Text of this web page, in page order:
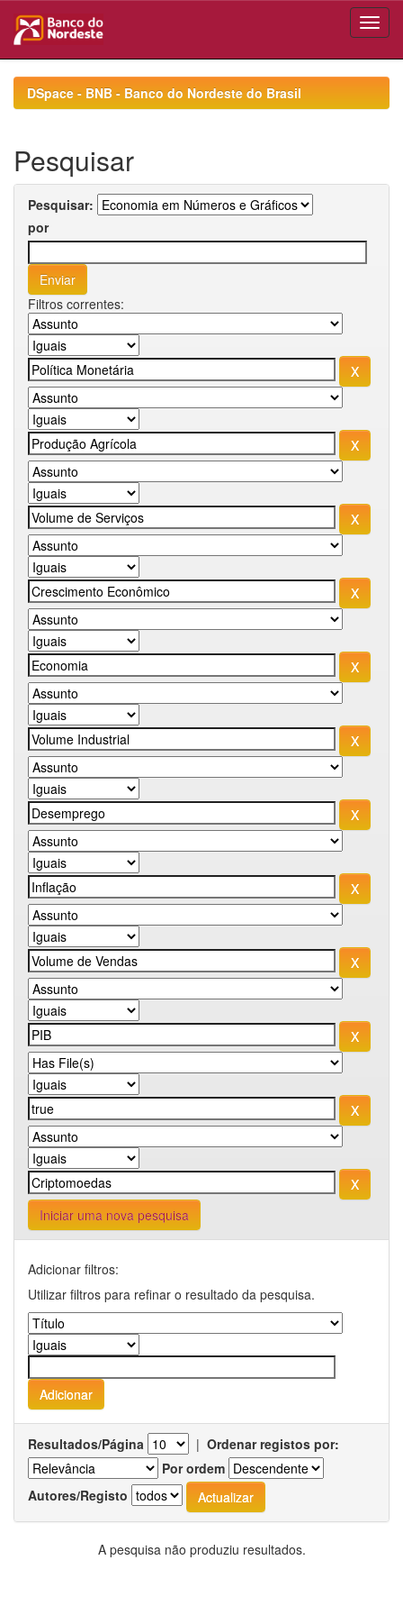
navigationDSpace - BNB - Banco do Nordeste do Brasil
Pesquisar
Pesquisar:
por
Filtros correntes:
Iniciar uma nova pesquisa
Adicionar filtros:
Utilizar filtros para refinar o resultado da pesquisa.
Resultados/Página | Ordenar registos por:
Por ordem
Autores/Registo
A pesquisa não produziu resultados.